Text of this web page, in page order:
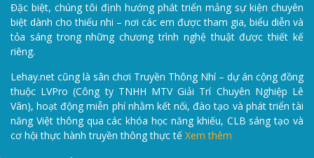
Đặc biệt, chúng tôi định hướng phát triển mảng sự kiện chuyên
biệt dành cho thiếu nhi – nơi các em được tham gia, biểu diễn và
tỏa sáng trong những chương trình nghệ thuật được thiết kế
riêng.
Lehay.net cũng là sân chơi Truyền Thông Nhí – dự án cộng đồng
thuộc LVPro (Công ty TNHH MTV Giải Trí Chuyên Nghiệp Lê
Vân), hoạt động miễn phí nhằm kết nối, đào tạo và phát triển tài
năng Việt thông qua các khóa học năng khiếu, CLB sáng tạo và
cơ hội thực hành truyền thông thực tế Xem thêm